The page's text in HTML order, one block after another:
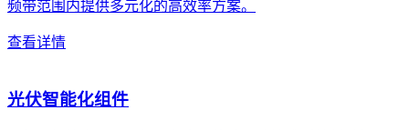
频带范围内提供多元化的高效率方案。
查看详情
光伏智能化组件